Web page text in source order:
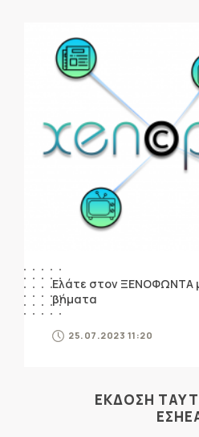
Ελάτε στον ΞΕΝΟΦΩΝΤΑ
βήματα
25.07.2023 11:20
ΕΚΔΟΣΗ